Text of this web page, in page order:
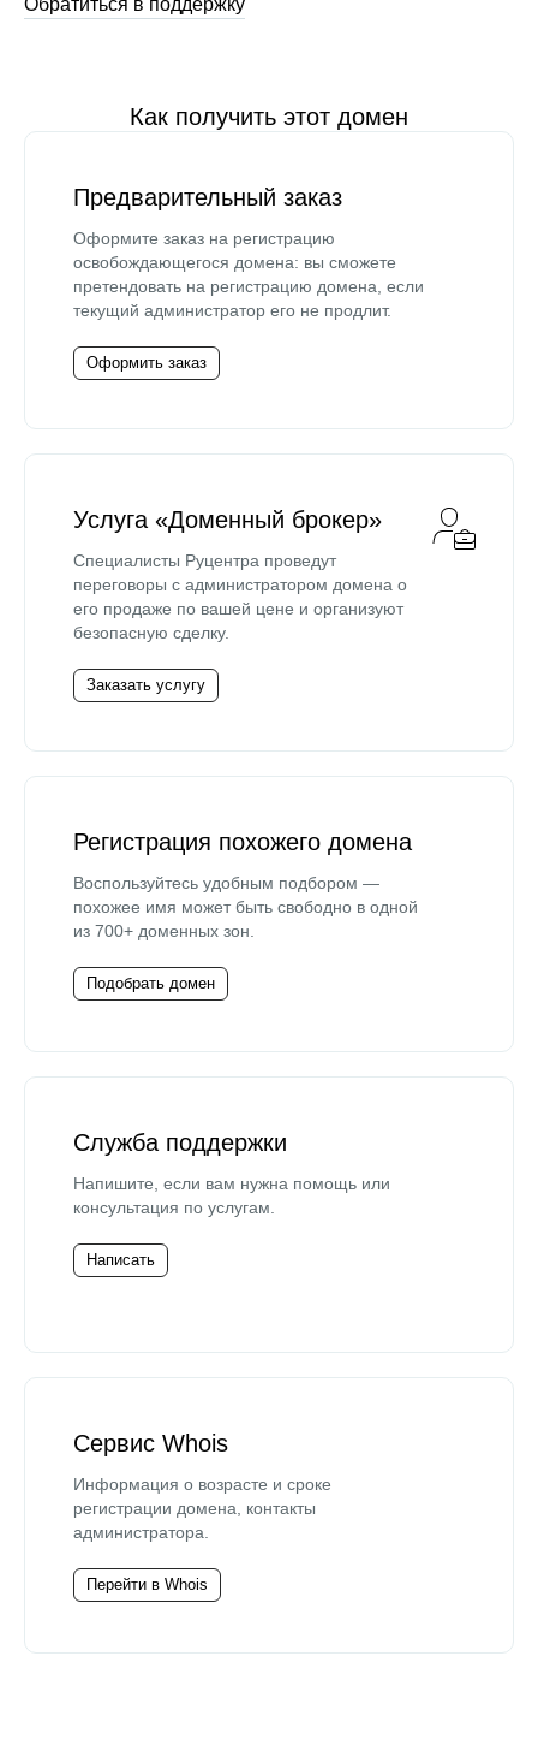
Обратиться в поддержку
Как получить этот домен
Предварительный заказ
Оформите заказ на регистрацию
освобождающегося домена: вы сможете
претендовать на регистрацию домена, если
текущий администратор его не продлит.
Оформить заказ
Услуга «Доменный брокер»
Специалисты Руцентра проведут
переговоры с администратором домена о
его продаже по вашей цене и организуют
безопасную сделку.
Заказать услугу
Регистрация похожего домена
Воспользуйтесь удобным подбором —
похожее имя может быть свободно в одной
из 700+ доменных зон.
Подобрать домен
Служба поддержки
Напишите, если вам нужна помощь или
консультация по услугам.
Написать
Сервис Whois
Информация о возрасте и сроке
регистрации домена, контакты
администратора.
Перейти в Whois